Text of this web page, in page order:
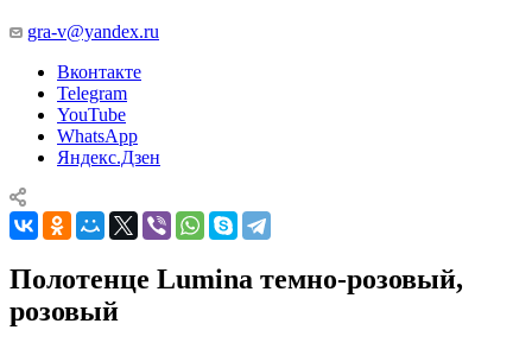
gra-v@yandex.ru
Вконтакте
Telegram
YouTube
WhatsApp
Яндекс.Дзен
Полотенце Lumina темно-розовый,
розовый